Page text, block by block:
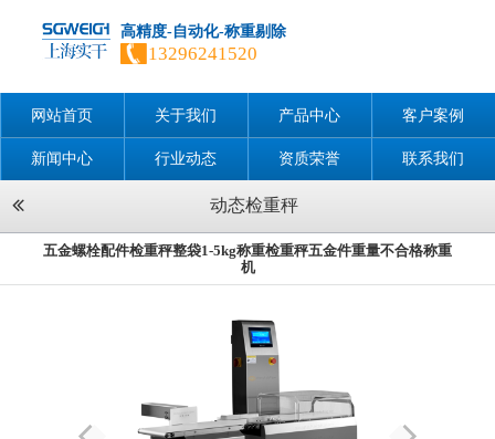
高精度-自动化-称重剔除
13296241520
网站首页 关于我们 产品中心 客户案例
新闻中心 行业动态 资质荣誉 联系我们
动态检重秤
五金螺栓配件检重秤整袋1-5kg称重检重秤五金件重量不合格称重
机